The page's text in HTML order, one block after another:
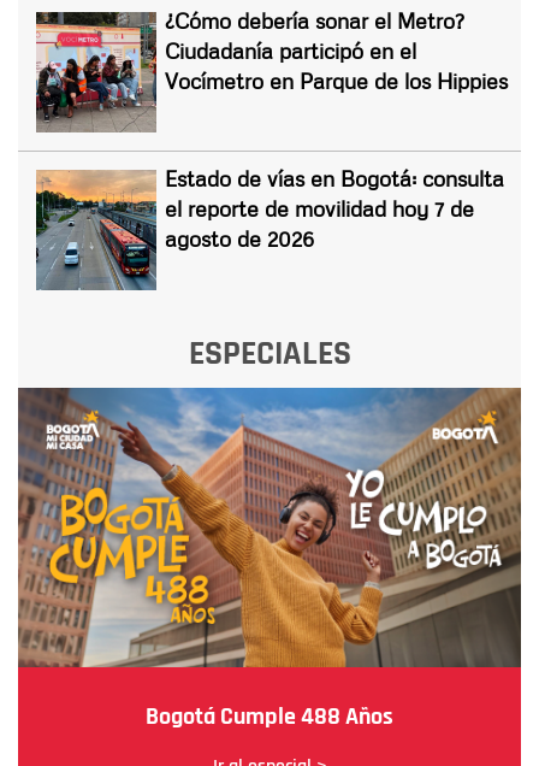
¿Cómo debería sonar el Metro?
Ciudadanía participó en el
Vocímetro en Parque de los Hippies
Estado de vías en Bogotá: consulta
el reporte de movilidad hoy 7 de
agosto de 2026
ESPECIALES
Bogotá Cumple 488 Años